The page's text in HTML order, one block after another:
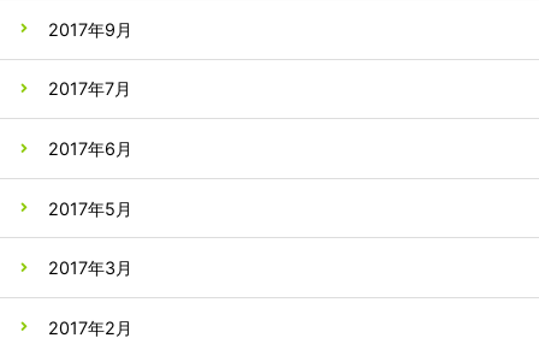
2017年9月
2017年7月
2017年6月
2017年5月
2017年3月
2017年2月